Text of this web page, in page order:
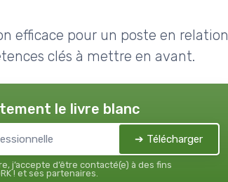
efficace pour un poste en relation
clés à mettre en avant.
le livre blanc
➔ Télécharger
j’accepte d’être contacté(e) à des fins
! et ses partenaires.